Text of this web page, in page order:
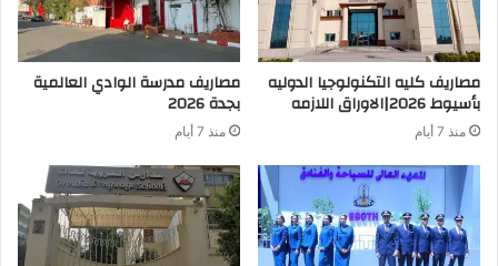
مصاريف كليه التكنولوجيا الدوليه
بأسيوط 2026|الاوراق اللازمه
منذ 7 أيام
مصاريف مدرسة الوادي العالمية
بجدة 2026
منذ 7 أيام